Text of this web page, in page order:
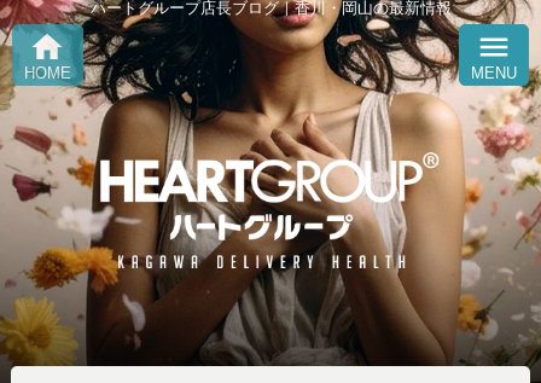
ハートグループ店長ブログ｜香川・岡山の最新情報
home
HOME
menu
MENU